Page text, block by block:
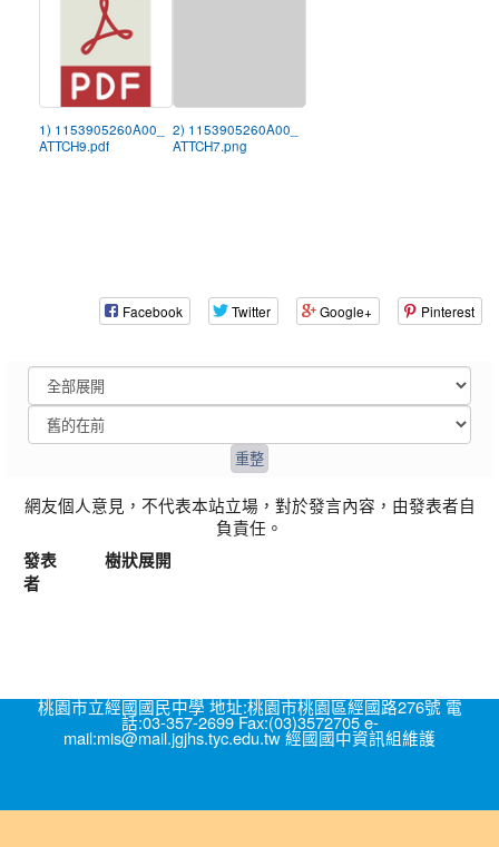
1) 1153905260A00_
ATTCH9.pdf
2) 1153905260A00_
ATTCH7.png
Facebook Twitter Google+ Pinterest
網友個人意見，不代表本站立場，對於發言內容，由發表者自
負責任。
發表
者
樹狀展開
桃園市立經國國民中學 地址:桃園市桃園區經國路276號 電
話:03-357-2699 Fax:(03)3572705 e-
mail:mis@mail.jgjhs.tyc.edu.tw 經國國中資訊組維護